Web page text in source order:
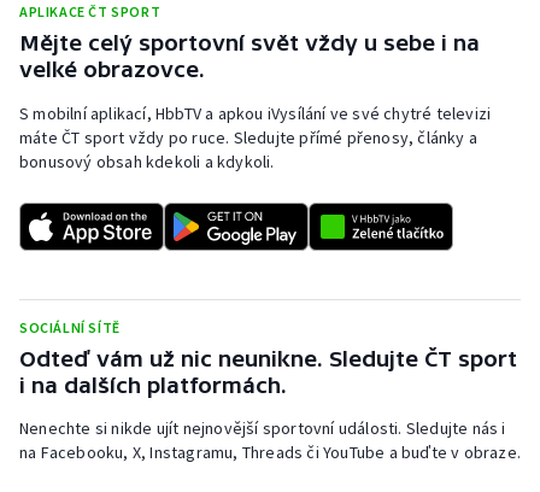
APLIKACE ČT SPORT
Mějte celý sportovní svět vždy u sebe i na
velké obrazovce.
S mobilní aplikací, HbbTV a apkou iVysílání ve své chytré televizi
máte ČT sport vždy po ruce. Sledujte přímé přenosy, články a
bonusový obsah kdekoli a kdykoli.
SOCIÁLNÍ SÍTĚ
Odteď vám už nic neunikne. Sledujte ČT sport
i na dalších platformách.
Nenechte si nikde ujít nejnovější sportovní události. Sledujte nás i
na Facebooku, X, Instagramu, Threads či YouTube a buďte v obraze.